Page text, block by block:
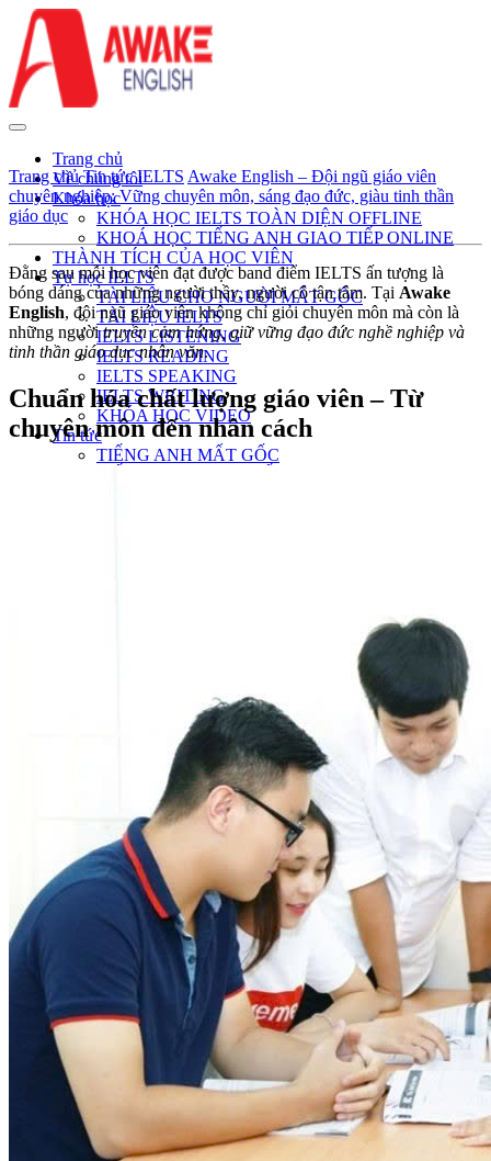
Trang chủ
Về chúng tôi
Khóa học
KHÓA HỌC IELTS TOÀN DIỆN OFFLINE
KHOÁ HỌC TIẾNG ANH GIAO TIẾP ONLINE
THÀNH TÍCH CỦA HỌC VIÊN
Tự học IELTS
TÀI LIỆU CHO NGƯỜI MẤT GỐC
TÀI LIỆU IELTS
IELTS LISTENING
IELTS READING
IELTS SPEAKING
IELTS WRITING
KHÓA HỌC VIDEO
Tin tức
TIẾNG ANH MẤT GỐC
Trang chủ Tin tức IELTS Awake English – Đội ngũ giáo viên
chuyên nghiệp: Vững chuyên môn, sáng đạo đức, giàu tinh thần
giáo dục
Đằng sau mỗi học viên đạt được band điểm IELTS ấn tượng là
bóng dáng của những người thầy, người cô tận tâm. Tại Awake
English, đội ngũ giáo viên không chỉ giỏi chuyên môn mà còn là
những ngườitruyền cảm hứng, giữ vững đạo đức nghề nghiệp và
tinh thần giáo dục nhân văn.
Chuẩn hóa chất lượng giáo viên – Từ
chuyên môn đến nhân cách